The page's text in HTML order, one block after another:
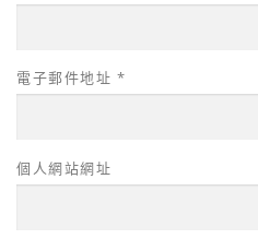
電子郵件地址 *
個人網站網址